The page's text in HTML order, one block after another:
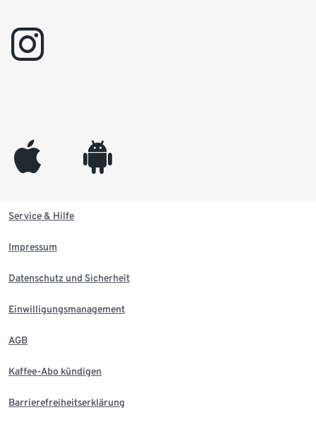
instagram
appleinc android
Service & Hilfe
Impressum
Datenschutz und Sicherheit
Einwilligungsmanagement
AGB
Kaffee-Abo kündigen
Barrierefreiheitserklärung